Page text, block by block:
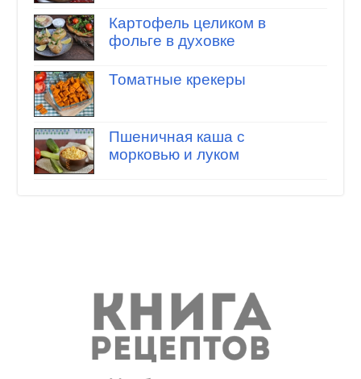
Картофель целиком в
фольге в духовке
Томатные крекеры
Пшеничная каша с
морковью и луком